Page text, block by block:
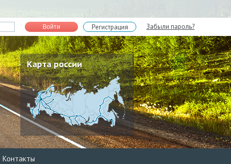
Войти Регистрация Забыли пароль?
Карта россии
Контакты